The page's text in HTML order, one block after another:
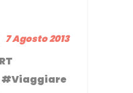
7 Agosto 2013
RT
#Viaggiare